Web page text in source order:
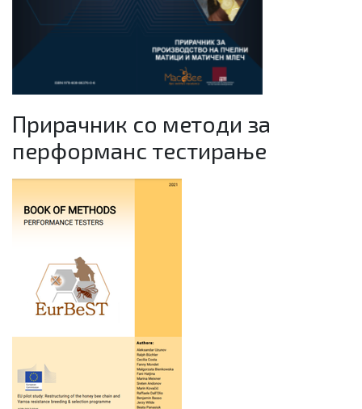
Прирачник со методи за
перформанс тестирање